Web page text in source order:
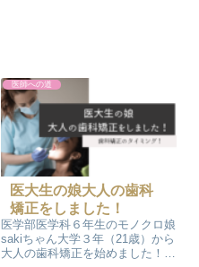
医師への道
医大生の娘大人の歯科
矯正をしました！
医学部医学科６年生のモノクロ娘
sakiちゃん大学３年（21歳）から
大人の歯科矯正を始めました！も